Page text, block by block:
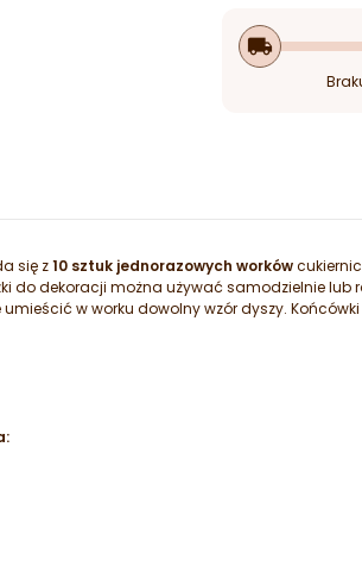
local_shipping
się z10 sztuk jednorazowych worków
do dekoracji można używać samodzielnie lub
w worku dowolny wzór dyszy.